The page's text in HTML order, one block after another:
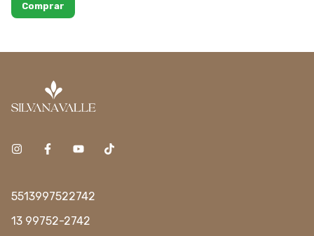
Comprar
5513997522742
13 99752-2742